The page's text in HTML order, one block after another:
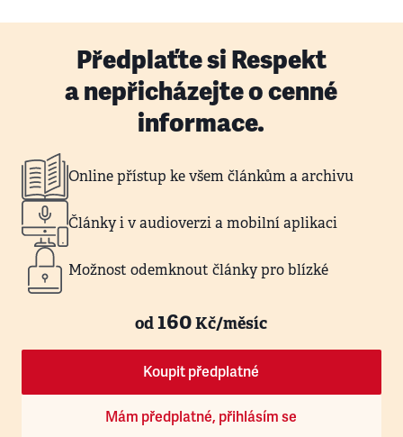
Předplaťte si Respekt
a nepřicházejte o cenné
informace.
Online přístup ke všem článkům a archivu
Články i v audioverzi a mobilní aplikaci
Možnost odemknout články pro blízké
od160Kč/měsíc
Koupit předplatné
Mám předplatné, přihlásím se